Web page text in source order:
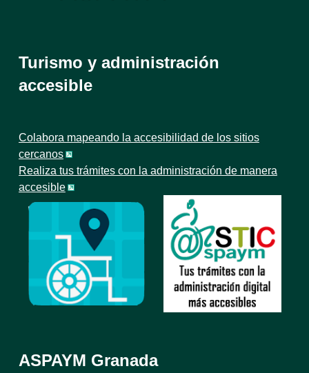
Turismo y administración
accesible
Colabora mapeando la accesibilidad de los sitios
cercanos
Realiza tus trámites con la administración de manera
accesible
ASPAYM Granada